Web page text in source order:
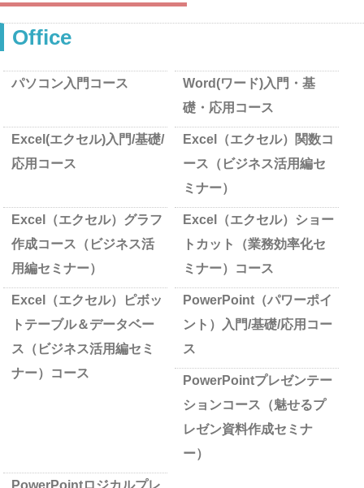
Office
パソコン入門コース
Word(ワード)入門・基
礎・応用コース
Excel(エクセル)入門/基礎/
応用コース
Excel（エクセル）関数コ
ース（ビジネス活用編セ
ミナー）
Excel（エクセル）グラフ
作成コース（ビジネス活
用編セミナー）
Excel（エクセル）ショー
トカット（業務効率化セ
ミナー）コース
Excel（エクセル）ピボッ
トテーブル＆データベー
ス（ビジネス活用編セミ
ナー）コース
PowerPoint（パワーポイ
ント）入門/基礎/応用コー
ス
PowerPointプレゼンテー
ションコース（魅せるプ
レゼン資料作成セミナ
ー）
PowerPointロジカルプレ